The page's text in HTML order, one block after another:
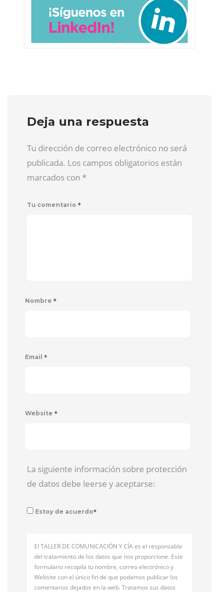
Deja una respuesta
Tu dirección de correo electrónico no será
publicada. Los campos obligatorios están
marcados con *
Tu comentario *
Nombre *
Email *
Website *
La siguiente información sobre protección
de datos debe leerse y aceptarse:
Estoy de acuerdo*
El TALLER DE COMUNICACIÓN Y CÍA es el responsable
del tratamiento de los datos que nos proporcione. Este
formulario recopila tu nombre, correo electrónico y
Website con el único fin de que podamos publicar los
comentarios dejados en la web. Tratamos sus datos